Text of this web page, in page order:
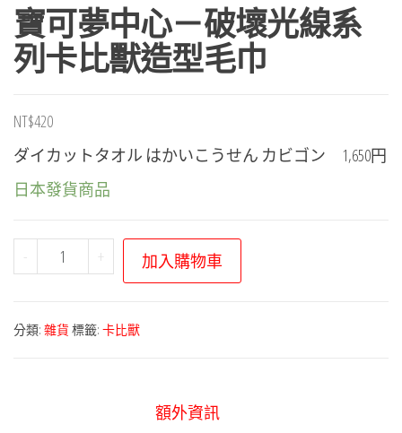
寶可夢中心－破壞光線系
列卡比獸造型毛巾
NT$420
ダイカットタオル はかいこうせん カビゴン 1,650円
日本發貨商品
-
可
中
+ 加入購物車
分類: 雜貨 標籤: 卡比獸
額外資訊